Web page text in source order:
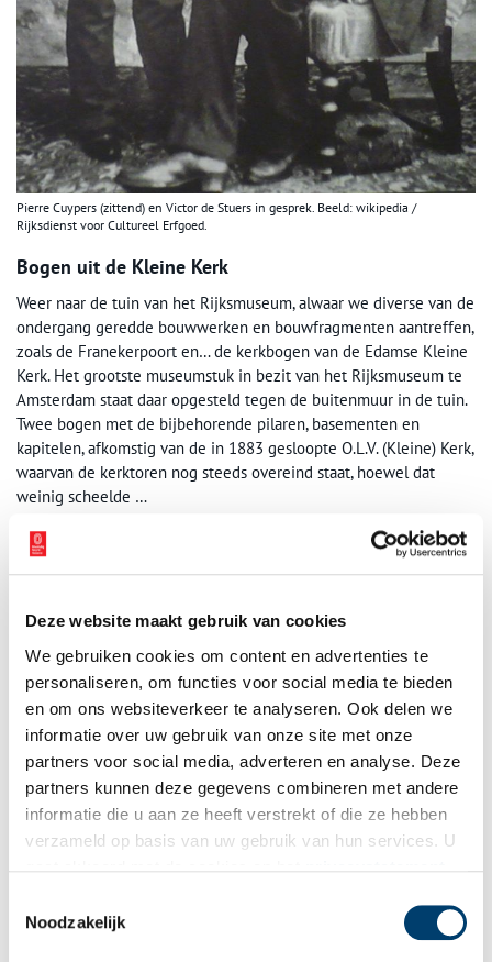
Deze website maakt gebruik van cookies
We gebruiken cookies om content en advertenties te
personaliseren, om functies voor social media te bieden
en om ons websiteverkeer te analyseren. Ook delen we
informatie over uw gebruik van onze site met onze
partners voor social media, adverteren en analyse. Deze
partners kunnen deze gegevens combineren met andere
informatie die u aan ze heeft verstrekt of die ze hebben
verzameld op basis van uw gebruik van hun services. U
Noodzakelijk
Pierre Cuypers (zittend) en Victor de Stuers in gesprek. Beeld: wikipedia /
Rijksdienst voor Cultureel Erfgoed.
Bogen uit de Kleine Kerk
Weer naar de tuin van het Rijksmuseum, alwaar we diverse van de
ondergang geredde bouwwerken en bouwfragmenten aantreffen,
zoals de Franekerpoort en… de kerkbogen van de Edamse Kleine
Kerk. Het grootste museumstuk in bezit van het Rijksmuseum te
Amsterdam staat daar opgesteld tegen de buitenmuur in de tuin.
Twee bogen met de bijbehorende pilaren, basementen en
kapitelen, afkomstig van de in 1883 gesloopte O.L.V. (Kleine) Kerk,
waarvan de kerktoren nog steeds overeind staat, hoewel dat
weinig scheelde …
Hoog en droog
Het feit dat de toren van de Kleine Kerk bleef staan hebben we
1798 eigendom van de burgerlijke overheid. De torens konden
een militaire functie vervullen als uitkijkpost en bij calamiteiten,
zoals hoog water, was de toren een hoge, droge schuilplaats. De
Speeltoren, waar in de spits in 1562 de voor de Sint Nicolaaskerk
gegoten klokken werden geplaatst, kreeg bij een restauratie in
1764 een nieuwe spits met uitbreiding van het klokkenspel.
Latere restauraties volgden, maar bij de laatste ging het bijna mis.